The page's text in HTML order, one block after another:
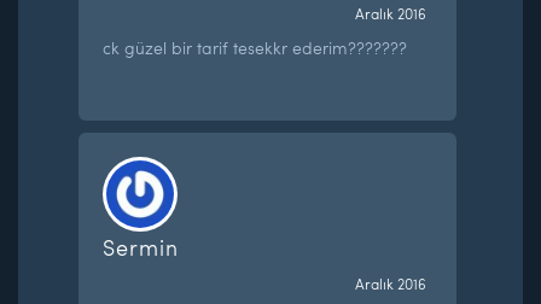
Aralık 2016
ck güzel bir tarif tesekkr ederim???????
Sermin
Aralık 2016